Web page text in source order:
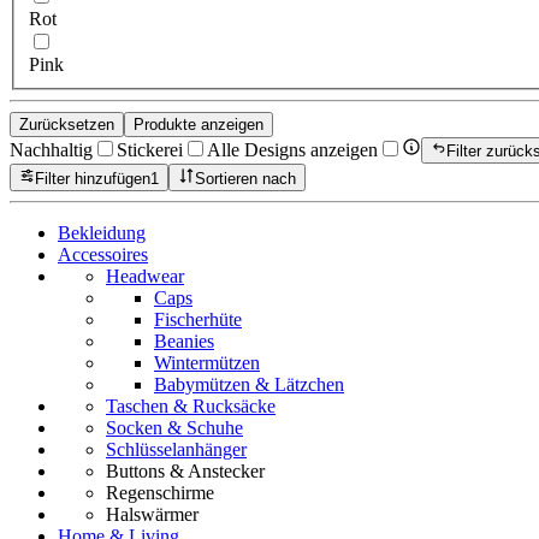
Rot
Pink
Zurücksetzen Produkte anzeigen
Nachhaltig Stickerei Alle Designs anzeigen
Filter
Filter hinzufügen1 Sortieren nach
Bekleidung
Accessoires
Headwear
Caps
Fischerhüte
Beanies
Wintermützen
Babymützen & Lätzchen
Taschen & Rucksäcke
Socken & Schuhe
Schlüsselanhänger
Buttons & Anstecker
Regenschirme
Halswärmer